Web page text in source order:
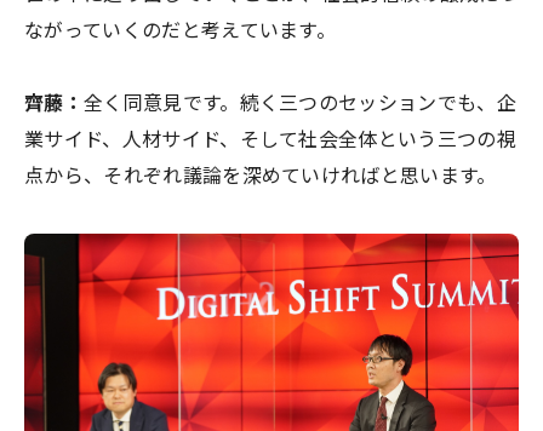
ながっていくのだと考えています。
齊藤： 全く同意見です。続く三つのセッションでも、企
業サイド、人材サイド、そして社会全体という三つの視
点から、それぞれ議論を深めていければと思います。